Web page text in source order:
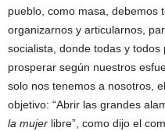
pueblo, como masa, debemos
organizarnos y articularnos,
socialista, donde todas y
prosperar según nuestros
solo nos tenemos a nosotros,
objetivo: “Abrir las grandes
la mujer libre”, como dijo el